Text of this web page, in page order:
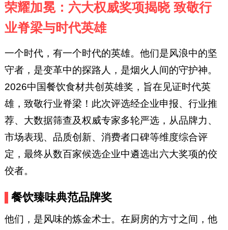
荣耀加冕：六大权威奖项揭晓 致敬行
业脊梁与时代英雄
一个时代，有一个时代的英雄。他们是风浪中的坚
守者，是变革中的探路人，是烟火人间的守护神。
2026中国餐饮食材共创英雄奖，旨在见证时代英
雄，致敬行业脊梁！此次评选经企业申报、行业推
荐、大数据筛查及权威专家多轮严选，从品牌力、
市场表现、品质创新、消费者口碑等维度综合评
定，最终从数百家候选企业中遴选出六大奖项的佼
佼者。
餐饮臻味典范品牌奖
他们，是风味的炼金术士。在厨房的方寸之间，他